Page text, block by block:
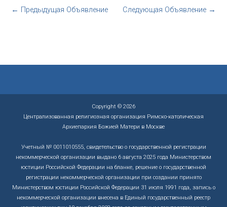
← Предыдущая Объявление Следующая Объявление →
Copyright © 2026
Централизованная религиозная организация Римско-католическая
Архиепархия Божией Матери в Москве
Учетный № 0011010555, свидетельство о государственной регистрации
некоммерческой организации выдано 6 августа 2025 года Министерством
юстиции Российской Федерации на бланке, решение о государственной
регистрации некоммерческой организации при создании принято
Министерством юстиции Российской Федерации 31 июля 1991 года, запись о
некоммерческой организации внесена в Единый государственный реестр